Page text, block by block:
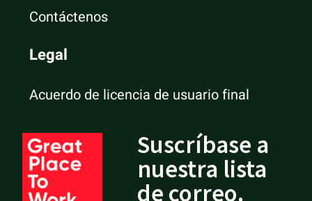
Contáctenos
Legal
Acuerdo de licencia de usuario final
Suscríbase a
nuestra lista
de correo.